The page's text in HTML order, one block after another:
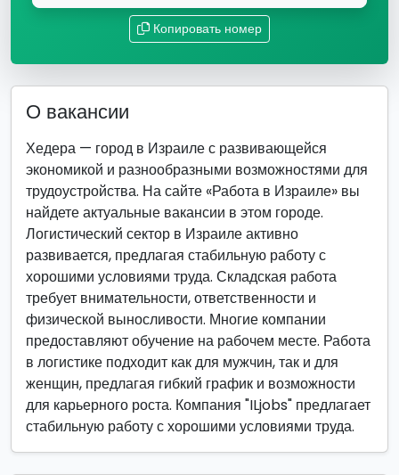
Копировать номер
О вакансии
Хедера — город в Израиле с развивающейся
экономикой и разнообразными возможностями для
трудоустройства. На сайте «Работа в Израиле» вы
найдете актуальные вакансии в этом городе.
Логистический сектор в Израиле активно
развивается, предлагая стабильную работу с
хорошими условиями труда. Складская работа
требует внимательности, ответственности и
физической выносливости. Многие компании
предоставляют обучение на рабочем месте. Работа
в логистике подходит как для мужчин, так и для
женщин, предлагая гибкий график и возможности
для карьерного роста. Компания "ILjobs" предлагает
стабильную работу с хорошими условиями труда.